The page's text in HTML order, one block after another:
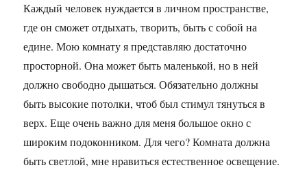
Каждый человек нуждается в личном пространстве,
где он сможет отдыхать, творить, быть с собой на
едине. Мою комнату я представляю достаточно
просторной. Она может быть маленькой, но в ней
должно свободно дышаться. Обязательно должны
быть высокие потолки, чтоб был стимул тянуться в
верх. Еще очень важно для меня большое окно с
широким подоконником. Для чего? Комната должна
быть светлой, мне нравиться естественное освещение.